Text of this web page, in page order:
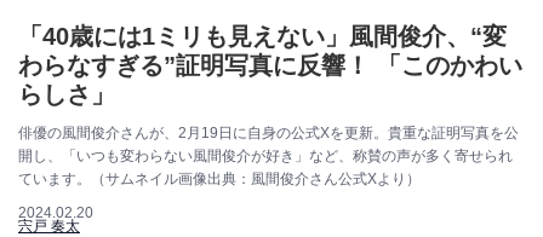
「40歳には1ミリも見えない」風間俊介、“変
わらなすぎる”証明写真に反響！ 「このかわい
らしさ」
俳優の風間俊介さんが、2月19日に自身の公式Xを更新。貴重な証明写真を公
開し、「いつも変わらない風間俊介が好き」など、称賛の声が多く寄せられ
ています。（サムネイル画像出典：風間俊介さん公式Xより）
2024.02.20
宍戸 奏太